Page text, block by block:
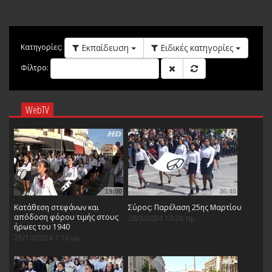
Κατηγορίες: Εκπαίδευση Ειδικές κατηγορίες
Φίλτρο:
WebTV
19:00
Κατάθεση στεφάνων και
απόδοση φόρου τιμής στους
ήρωες του 1940
25/10/2024 7:16 μμ
36:40
Σύρος: Παρέλαση 25ης Μαρτίου
26/3/2024 10:28 πμ